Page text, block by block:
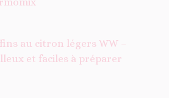
au citron légers WW –
et faciles à préparer